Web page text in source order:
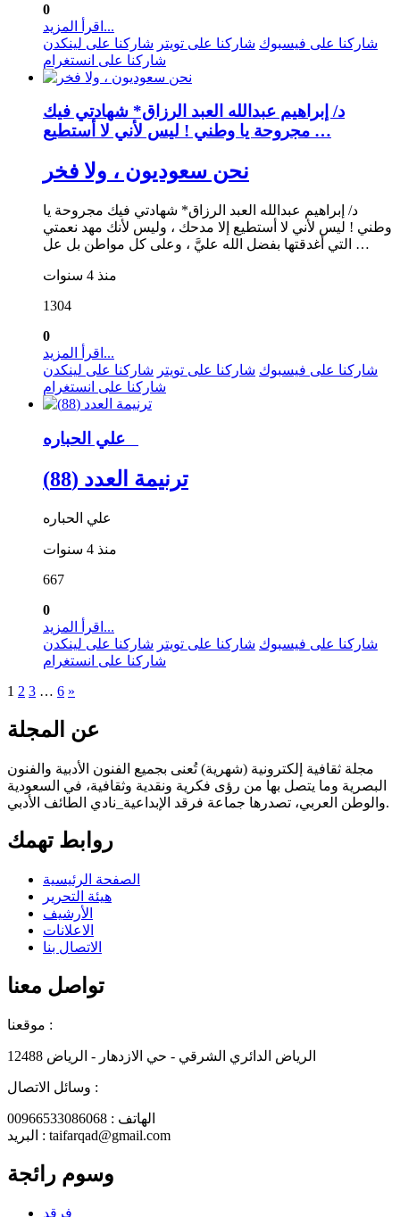
0
اقرأ المزيد...
شاركنا على فيسبوك شاركنا على تويتر شاركنا على لينكدن
شاركنا على انستغرام
د/ إبراهيم عبدالله العبد الرزاق* شهادتي فيك
مجروحة يا وطني ! ليس لأني لا أستطيع …
نحن سعوديون ، ولا فخر
د/ إبراهيم عبدالله العبد الرزاق* شهادتي فيك مجروحة يا
وطني ! ليس لأني لا أستطيع إلا مدحك ، وليس لأنك مهد نعمتي
التي أغدقتها بفضل الله عليَّ ، وعلى كل مواطن بل عل …
منذ 4 سنوات
1304
0
اقرأ المزيد...
شاركنا على فيسبوك شاركنا على تويتر شاركنا على لينكدن
شاركنا على انستغرام
ترنيمة العدد (88)
منذ 4 سنوات
667
0
اقرأ المزيد...
شاركنا على فيسبوك شاركنا على تويتر شاركنا على لينكدن
شاركنا على انستغرام
1 2 3 … 6 »
عن المجلة
مجلة ثقافية إلكترونية (شهرية) تُعنى بجميع الفنون الأدبية والفنون
البصرية وما يتصل بها من رؤى فكرية ونقدية وثقافية، في السعودية
والوطن العربي، تصدرها جماعة فرقد الإبداعية_نادي الطائف الأدبي.
روابط تهمك
الصفحة الرئيسية
هيئة التحرير
الأرشيف
الاعلانات
الاتصال بنا
تواصل معنا
موقعنا :
الرياض الدائري الشرقي - حي الازدهار - الرياض 12488
وسائل الاتصال :
الهاتف : 00966533086068
البريد : taifarqad@gmail.com
وسوم رائجة
فرقد